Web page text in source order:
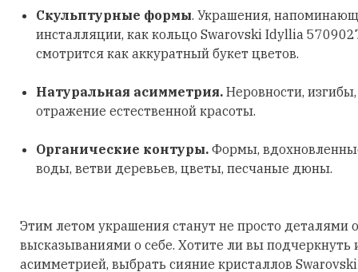
Скульптурные формы. Украшения,
инсталляции, как кольцо Swarovski Idyllia
смотрится как аккуратный букет цветов.
Натуральная асимметрия. Неровности,
отражение естественной красоты.
Органические контуры. Формы,
воды, ветви деревьев, цветы, песчаные дюны.
Этим летом украшения станут не просто деталями
высказываниями о себе. Хотите ли вы подчеркнуть
асимметрией, выбрать сияние кристаллов